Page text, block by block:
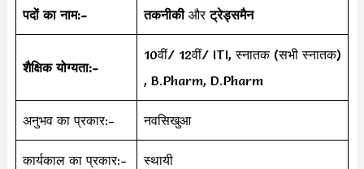
पदों का नाम:- तकनीकी औरट्रेड्समैन
शैक्षिक योग्यता:-
10वीं/ 12वीं/ ITI, स्नातक (सभी स्नातक)
, B.Pharm, D.Pharm
अनुभव का प्रकार:- नवसिखुआ
कार्यकाल का प्रकार:- स्थायी